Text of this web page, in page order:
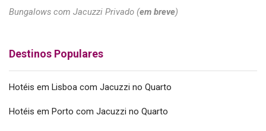
Bungalows com Jacuzzi Privado (em breve)
Destinos Populares
Hotéis em Lisboa com Jacuzzi no Quarto
Hotéis em Porto com Jacuzzi no Quarto